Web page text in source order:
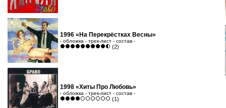
1996 «На Перекрёстках Весны»
- обложка - трек-лист - состав -
(2)
1998 «Хиты Про Любовь»
- обложка - трек-лист - состав -
(1)